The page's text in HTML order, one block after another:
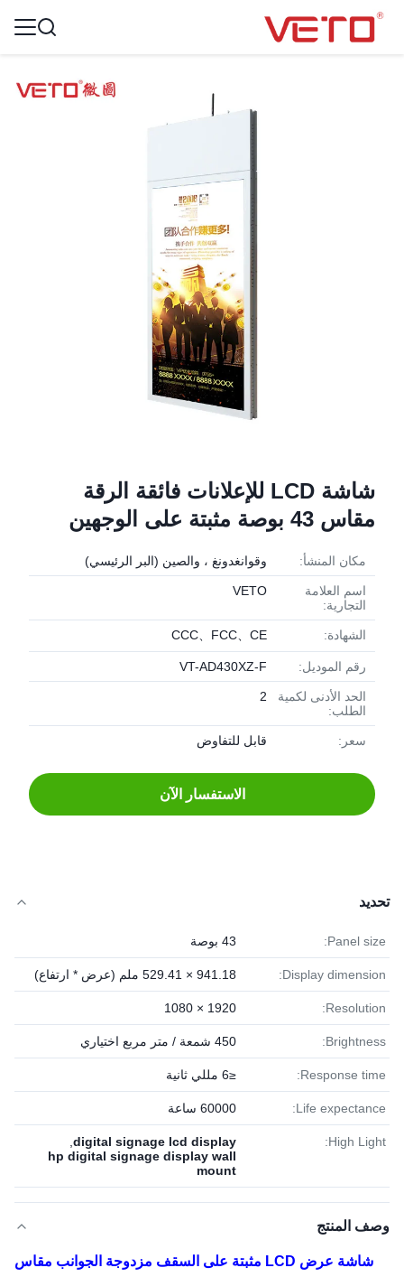
شاشة LCD للإعلانات فائقة الرقة
مقاس 43 بوصة مثبتة على الوجهين
مكان المنشأ: وقوانغدونغ ، والصين (البر الرئيسي)
اسم العلامة
التجارية:
VETO
الشهادة: CCC、FCC、CE
رقم الموديل: VT-AD430XZ-F
الحد الأدنى لكمية
الطلب:
2
سعر: قابل للتفاوض
الاستفسار الآن
تحديد
Panel size: 43 بوصة
Display dimension: 941.18 × 529.41 ملم (عرض * ارتفاع)
Resolution:
1920 × 1080
Brightness: 450 شمعة / متر مربع اختياري
Response time: ≤6 مللي ثانية
Life expectance: 60000 ساعة
High Light:
digital signage lcd display
hp digital signage display wall
mount
وصف المنتج
شاشة عرض LCD مثبتة على السقف مزدوجة الجوانب مقاس